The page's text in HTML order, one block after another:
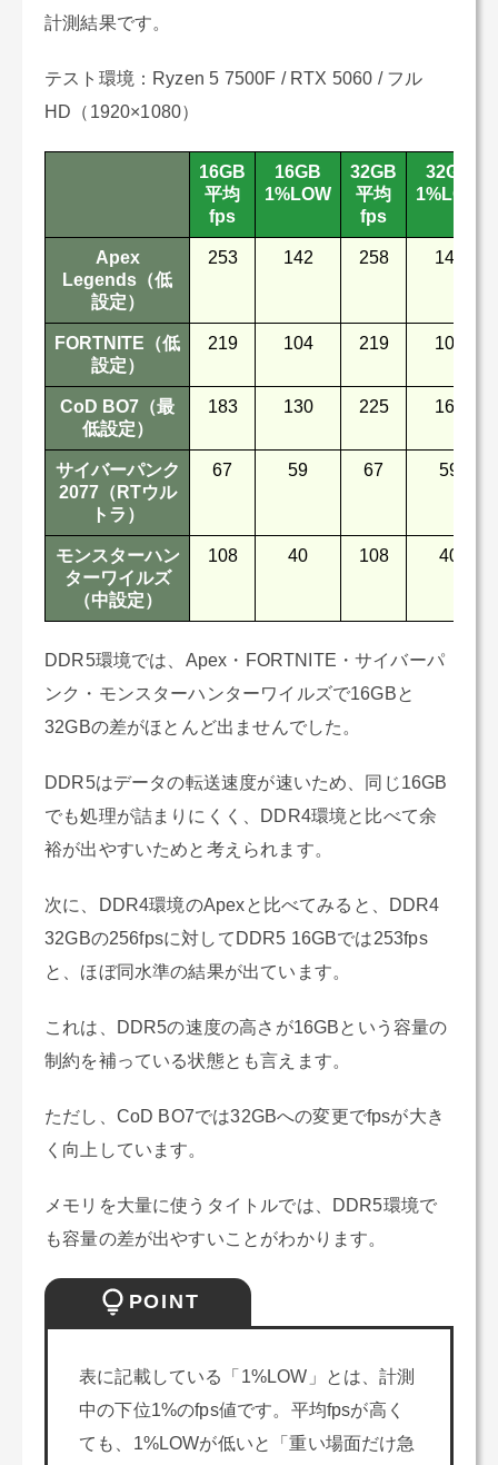
計測結果です。
テスト環境：Ryzen 5 7500F / RTX 5060 / フル
HD（1920×1080）
16GB
平均
fps
16GB
1%LOW
32GB
平均
fps
32GB
1%LOW
Apex
Legends（低
設定）
253 142 258 146
FORTNITE（低
設定）
219 104 219 104
CoD BO7（最
低設定）
183 130 225 160
サイバーパンク
2077（RTウル
トラ）
67 59 67 59
モンスターハン
ターワイルズ
（中設定）
108 40 108 40
DDR5環境では、Apex・FORTNITE・サイバーパ
ンク・モンスターハンターワイルズで16GBと
32GBの差がほとんど出ませんでした。
DDR5はデータの転送速度が速いため、同じ16GB
でも処理が詰まりにくく、DDR4環境と比べて余
裕が出やすいためと考えられます。
次に、DDR4環境のApexと比べてみると、DDR4
32GBの256fpsに対してDDR5 16GBでは253fps
と、ほぼ同水準の結果が出ています。
これは、DDR5の速度の高さが16GBという容量の
制約を補っている状態とも言えます。
ただし、CoD BO7では32GBへの変更でfpsが大き
く向上しています。
メモリを大量に使うタイトルでは、DDR5環境で
も容量の差が出やすいことがわかります。
POINT
表に記載している「1%LOW」とは、計測
中の下位1%のfps値です。平均fpsが高く
ても、1%LOWが低いと「重い場面だけ急